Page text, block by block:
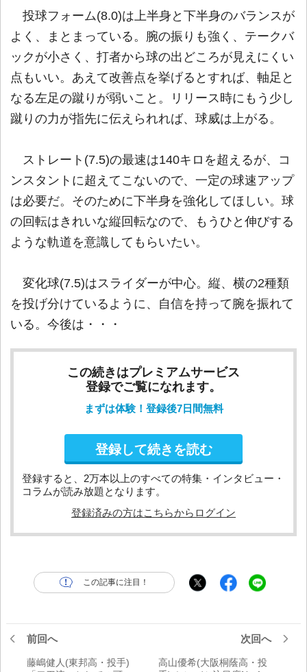
投球フォーム(8.0)は上半身と下半身のバランスが
よく、まとまっている。腕の振りも強く、テークバ
ックが小さく、打者から球の出どころが見えにくい
点もいい。あえて改善点を挙げるとすれば、軸足と
なる左足の蹴りが弱いこと。リリース時にもう少し
蹴りの力が指先に伝えられれば、球威は上がる。
ストレート(7.5)の最速は140キロを超えるが、コ
ンスタントに超えてこないので、一定の球速アップ
は必要だ。そのために下半身を強化してほしい。球
の回転はきれいな縦回転なので、もうひと伸びする
ような軌道を意識してもらいたい。
変化球(7.5)はスライダーが中心。縦、横の2種類
を投げ分けているように、自信を持って腕を振れて
いる。今後は・・・
この続きはプレミアムサービス
登録でご覧になれます。
まずは体験！登録後7日間無料
登録して続きを読む
登録すると、2万本以上のすべての特集・インタビュー・
コラムが読み放題となります。
登録済みの方はこちらからログイン
この記事に注目！
前回へ
藤嶋健人(東邦高・投手)
次回へ
高山優希(大阪桐蔭高・投